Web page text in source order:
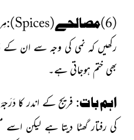
(6)مصالحے (Spices)
:
رکھیں کہ نمی کی وجہ سے ان کے
بھی ختم ہوجاتی ہے۔
اہم بات: فریج کے اندر کا
کی رفتار گھٹا دیتا ہے لیکن